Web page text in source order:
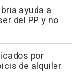
ayuda a
del PP y no
por
de alquiler